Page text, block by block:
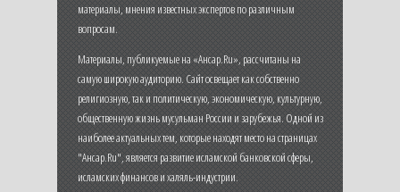
материалы, мнения известных экспертов по различным
вопросам.
Материалы, публикуемые на «Ансар.Ru», рассчитаны на
самую широкую аудиторию. Сайт освещает как собственно
религиозную, так и политическую, экономическую, культурную,
общественную жизнь мусульман России и зарубежья. Одной из
наиболее актуальных тем, которые находят место на страницах
"Ансар.Ru", является развитие исламской банковской сферы,
исламских финансов и халяль-индустрии.